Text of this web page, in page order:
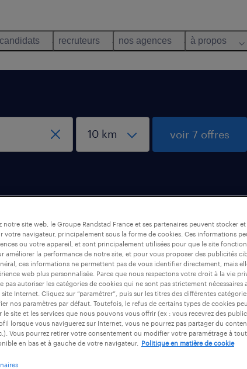
candidats recruteurs nos agences à propos
voir 7 offres
durée du contrat niveau d'expérience
peintre industriel (f/h)
notre site web, le Groupe Randstad France et ses partenaires peuvent stocker
votre navigateur, principalement sous la forme de cookies. Ces informations
ou votre appareil, et sont principalement utilisées pour que le site
améliorer la performance de notre site, et pour vous proposer des publicités
ces informations ne permettent pas de vous identifier directement, mais
web plus personnalisée. Parce que nous respectons votre droit à la vie
pas autoriser les catégories de cookies qui ne sont pas strictement nécessaires
Internet. Cliquez sur “paramétrer”, puis sur les titres des différentes
nos paramètres par défaut. Toutefois, le refus de certains types de cookies
site et les services que nous pouvons vous offrir (ex : vous recevrez des
lorsque vous naviguerez sur Internet, vous ne pourrez pas partager du
Vous pourrez retirer votre consentement ou modifier votre paramétrage à
en bas et à gauche de votre navigateur.
Politique en matière de cookie